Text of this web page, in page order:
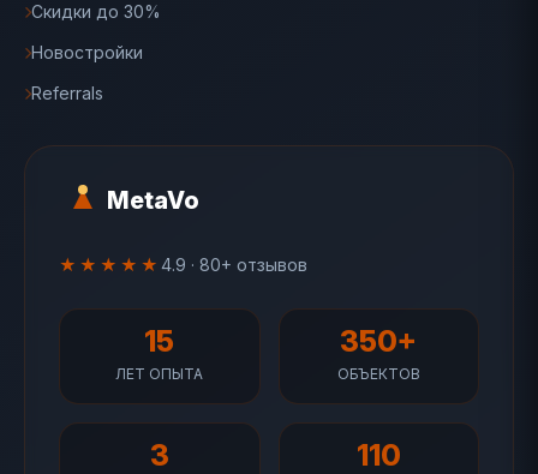
MetaVo
★★★★★ 4.9 · 80+ отзывов
15
ЛЕТ ОПЫТА
350+
ОБЪЕКТОВ
3 110
Скидки до 30%
Новостройки
Referrals